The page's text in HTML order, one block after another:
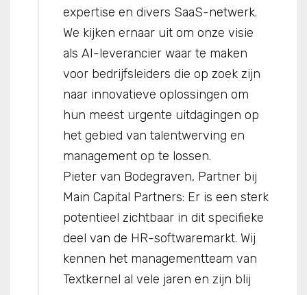
expertise en divers SaaS-netwerk.
We kijken ernaar uit om onze visie
als AI-leverancier waar te maken
voor bedrijfsleiders die op zoek zijn
naar innovatieve oplossingen om
hun meest urgente uitdagingen op
het gebied van talentwerving en
management op te lossen.
Pieter van Bodegraven, Partner bij
Main Capital Partners: Er is een sterk
potentieel zichtbaar in dit specifieke
deel van de HR-softwaremarkt. Wij
kennen het managementteam van
Textkernel al vele jaren en zijn blij